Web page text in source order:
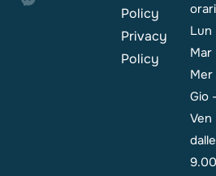
Policy
Privacy
Policy
Lun
Mar
Mer
Gio
Ven
dalle